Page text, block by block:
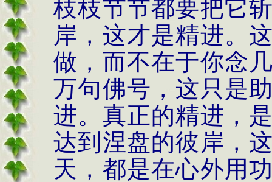
枝枝节节都要把它
岸，这才是精进。
做，而不在于你念
万句佛号，这只是
进。真正的精进，
达到涅盘的彼岸，
天，都是在心外用